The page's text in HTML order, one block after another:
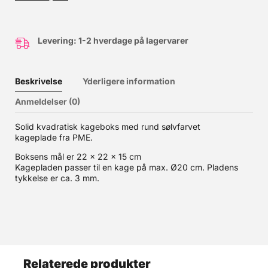
Levering: 1-2 hverdage på lagervarer
Beskrivelse
Yderligere information
Anmeldelser (0)
Solid kvadratisk kageboks med rund sølvfarvet
kageplade fra PME.
Boksens mål er 22 x 22 x 15 cm
Kagepladen passer til en kage på max. Ø20 cm. Pladens
tykkelse er ca. 3 mm.
Relaterede produkter